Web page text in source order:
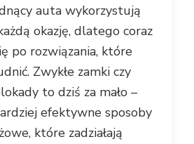
auta wykorzystują
okazję, dlatego coraz
po rozwiązania, które
Zwykłe zamki czy
to dziś za mało –
efektywne sposoby
które zadziałają